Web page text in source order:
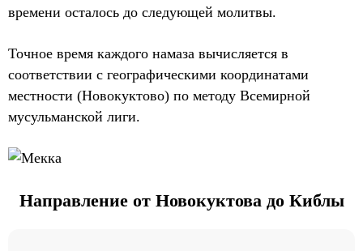
времени осталось до следующей молитвы.
Точное время каждого намаза вычисляется в
соответствии с географическими координатами
местности (Новокуктово) по методу Всемирной
мусульманской лиги.
Направление от Новокуктова до Киблы